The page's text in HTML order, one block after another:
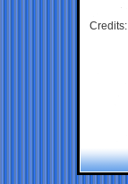
Credits: